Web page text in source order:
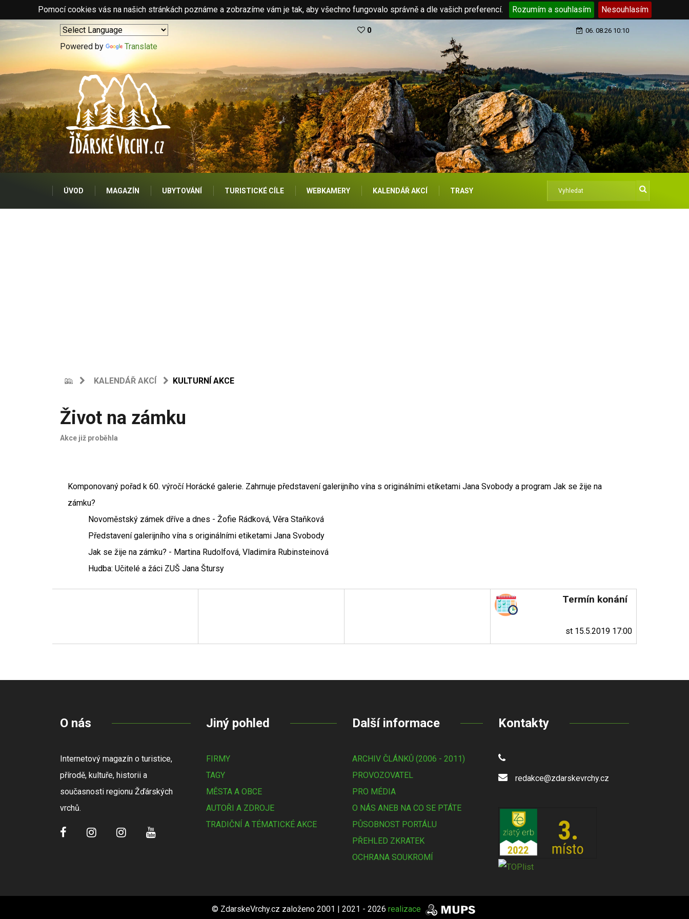
Pomocí cookies vás na našich stránkách poznáme a zobrazíme vám je tak, aby všechno fungovalo správně a dle vašich preferencí. Rozumím a souhlasím Nesouhlasím
Powered by Translate
0 06. 08.26 10:10
ÚVOD MAGAZÍN UBYTOVÁNÍ TURISTICKÉ CÍLE WEBKAMERY KALENDÁŘ AKCÍ TRASY
KALENDÁŘ AKCÍ KULTURNÍ AKCE
Život na zámku
Akce již proběhla
Komponovaný pořad k 60. výročí Horácké galerie. Zahrnuje představení galerijního vína s originálními etiketami Jana Svobody a program Jak se žije na
zámku?
Novoměstský zámek dříve a dnes - Žofie Rádková, Věra Staňková
Představení galerijního vína s originálními etiketami Jana Svobody
Jak se žije na zámku? - Martina Rudolfová, Vladimíra Rubinsteinová
Hudba: Učitelé a žáci ZUŠ Jana Štursy
Termín konání
st 15.5.2019 17:00
O nás
Internetový magazín o turistice,
přírodě, kultuře, historii a
současnosti regionu Žďárských
vrchů.
Jiný pohled
FIRMY
TAGY
MĚSTA A OBCE
AUTOŘI A ZDROJE
TRADIČNÍ A TÉMATICKÉ AKCE
Další informace
ARCHIV ČLÁNKŮ (2006 - 2011)
PROVOZOVATEL
PRO MÉDIA
O NÁS ANEB NA CO SE PTÁTE
PŮSOBNOST PORTÁLU
PŘEHLED ZKRATEK
OCHRANA SOUKROMÍ
Kontakty
redakce@zdarskevrchy.cz
© ZdarskeVrchy.cz založeno 2001 | 2021 - 2026 realizace